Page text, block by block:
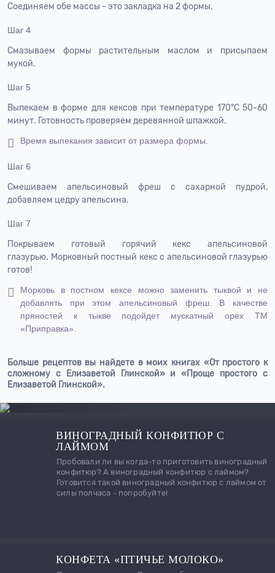
Соединяем обе массы - это закладка на 2 формы.
Шаг 4
Смазываем формы растительным маслом и присыпаем
мукой.
Шаг 5
Выпекаем в форме для кексов при температуре 170°С 50-60
минут. Готовность проверяем деревянной шпажкой.
Время выпекания зависит от размера формы.
Шаг 6
Смешиваем апельсиновый фреш с сахарной пудрой,
добавляем цедру апельсина.
Шаг 7
Покрываем готовый горячий кекс апельсиновой
глазурью. Морковный постный кекс с апельсиновой глазурью
готов!
Морковь в постном кексе можно заменить тыквой и не
добавлять при этом апельсиновый фреш. В качестве
пряностей к тыкве подойдет мускатный орех ТМ
«Приправка».
Больше рецептов вы найдете в моих книгах «От простого к
сложному с Елизаветой Глинской»и«Проще простого с
Елизаветой Глинской».
ВИНОГРАДНЫЙ КОНФИТЮР С
ЛАЙМОМ
Пробовали ли вы когда-то приготовить виноградный
конфитюр? А виноградный конфитюр с лаймом?
Готовится такой виноградный конфитюр с лаймом от
силы полчаса - попробуйте!
КОНФЕТА «ПТИЧЬЕ МОЛОКО»
Происхождение круассана
printer took a galley of type and scrambled it to make a type